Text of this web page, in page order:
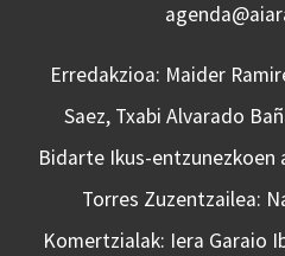
Erredakzioa: Maider
Saez, Txabi Alvarado
Bidarte Ikus-entzunezkoen
Torres Zuzentzailea:
Komertzialak: Iera Garaio